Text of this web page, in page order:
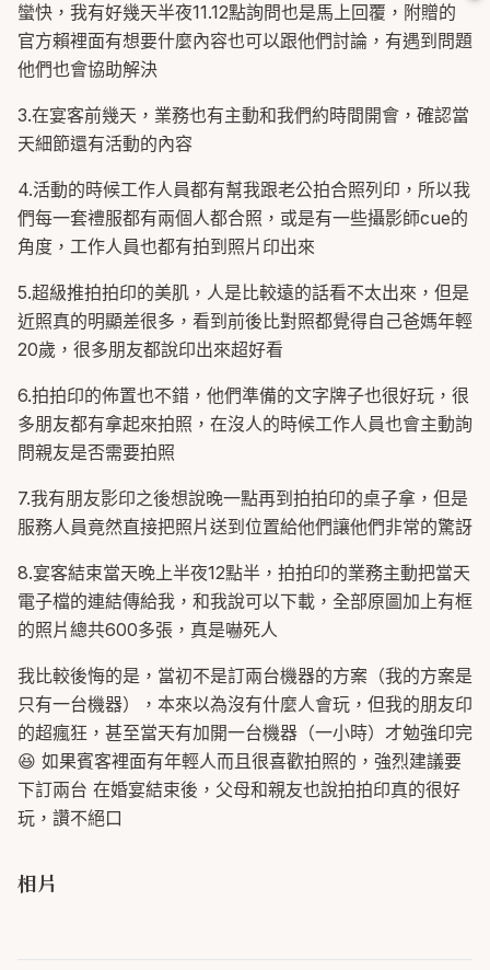
蠻快，我有好幾天半夜11.12點詢問也是馬上回覆，附贈的
官方賴裡面有想要什麼內容也可以跟他們討論，有遇到問題
他們也會協助解決
3.在宴客前幾天，業務也有主動和我們約時間開會，確認當
天細節還有活動的內容
4.活動的時候工作人員都有幫我跟老公拍合照列印，所以我
們每一套禮服都有兩個人都合照，或是有一些攝影師cue的
角度，工作人員也都有拍到照片印出來
5.超級推拍拍印的美肌，人是比較遠的話看不太出來，但是
近照真的明顯差很多，看到前後比對照都覺得自己爸媽年輕
20歲，很多朋友都說印出來超好看
6.拍拍印的佈置也不錯，他們準備的文字牌子也很好玩，很
多朋友都有拿起來拍照，在沒人的時候工作人員也會主動詢
問親友是否需要拍照
7.我有朋友影印之後想說晚一點再到拍拍印的桌子拿，但是
服務人員竟然直接把照片送到位置給他們讓他們非常的驚訝
8.宴客結束當天晚上半夜12點半，拍拍印的業務主動把當天
電子檔的連結傳給我，和我說可以下載，全部原圖加上有框
的照片總共600多張，真是嚇死人
我比較後悔的是，當初不是訂兩台機器的方案（我的方案是
只有一台機器），本來以為沒有什麼人會玩，但我的朋友印
的超瘋狂，甚至當天有加開一台機器（一小時）才勉強印完
😆 如果賓客裡面有年輕人而且很喜歡拍照的，強烈建議要
下訂兩台 在婚宴結束後，父母和親友也說拍拍印真的很好
玩，讚不絕口
相片